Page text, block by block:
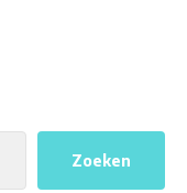
Zoeken